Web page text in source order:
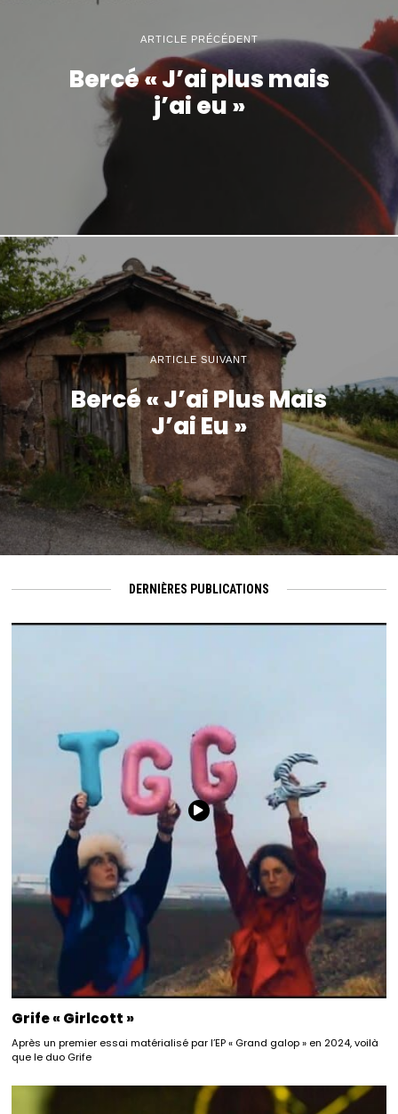
ARTICLE PRÉCÉDENT
Bercé « J’ai plus mais
j’ai eu »
ARTICLE SUIVANT
Bercé « J’ai Plus Mais
J’ai Eu »
DERNIÈRES PUBLICATIONS
Grife « Girlcott »
Après un premier essai matérialisé par l’EP « Grand galop » en 2024, voilà
que le duo Grife